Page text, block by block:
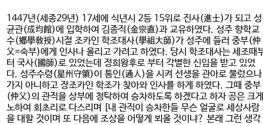
1447년(세종29년) 17세에 식년시 2등 15위로 진사(進士)가 되고 성
균관(成均館)에 입학하여 김종직(金宗直)과 교유하였다. 성주 향학교
수(鄕學敎授)시절 조카인 학조대사(學祖大師)가 성주에 들러 중부(仲
父=숙부)에게 인사나 올리고 가려고 하였다. 당시 학조대사는 세조때
터 국사(國師)로 있었는데 정희왕후로 부터 각별한 신임을 받고 있었
다. 성주수령(星州守領)이 통인(通人)을 시켜 선생을 관아로 불렀으나
가지 아니하고 장조카인 학조가 찾아와 인사를 하게 하였다. 그때 중부
(仲父)의 관직을 상부에 청탁하여 승차하도록 하겠다고 하자 공은 크게
노하여 회초리로 다스리며 [내 관직이 승차한들 무슨 얼굴로 세상사람
을 대할 것이며 또 다음에 조상을 어떻게 뵈올 것이냐? 본래 그런 생각